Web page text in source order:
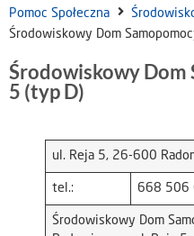
Pomoc Społeczna
Środowiskowy Dom
Środowiskowy Dom
5 (typ D)
ul. Reja 5, 26-600
tel.: 668 506
Środowiskowy Dom